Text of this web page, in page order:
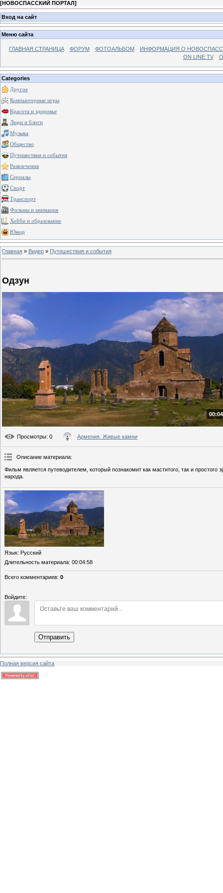
[НОВОСПАССКИЙ ПОРТАЛ]
Вход на сайт
Меню сайта
ГЛАВНАЯ СТРАНИЦА ФОРУМ ФОТОАЛЬБОМ
ИНФОРМАЦИЯ О
ON LINE TV
Categories
Другое
Компьютерные игры
Красота и здоровье
Люди и блоги
Музыка
Общество
Путешествия и события
Развлечения
Сериалы
Спорт
Транспорт
Фильмы и анимация
Хобби и образование
Юмор
Главная » Видео » Путешествия и события
Одзун
Просмотры: 0 Армения. Живые камни
Описание материала:
Фильм является путеводителем, который познакомит как маститого, так и
народа.
Язык: Русский
Длительность материала: 00:04:58
Всего комментариев: 0
Войдите:
Отправить
Полная версия сайта